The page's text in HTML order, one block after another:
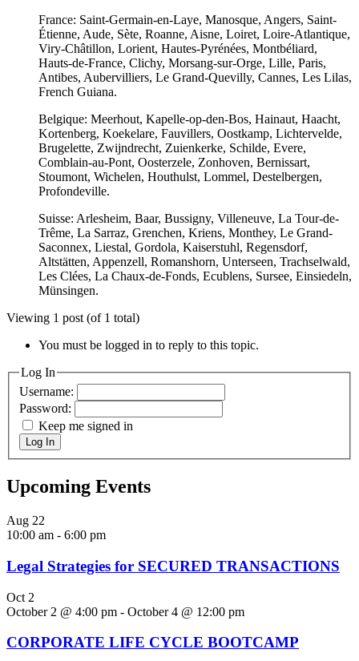
France: Saint-Germain-en-Laye, Manosque, Angers, Saint-
Étienne, Aude, Sète, Roanne, Aisne, Loiret, Loire-Atlantique,
Viry-Châtillon, Lorient, Hautes-Pyrénées, Montbéliard,
Hauts-de-France, Clichy, Morsang-sur-Orge, Lille, Paris,
Antibes, Aubervilliers, Le Grand-Quevilly, Cannes, Les Lilas,
French Guiana.
Belgique: Meerhout, Kapelle-op-den-Bos, Hainaut, Haacht,
Kortenberg, Koekelare, Fauvillers, Oostkamp, Lichtervelde,
Brugelette, Zwijndrecht, Zuienkerke, Schilde, Evere,
Comblain-au-Pont, Oosterzele, Zonhoven, Bernissart,
Stoumont, Wichelen, Houthulst, Lommel, Destelbergen,
Profondeville.
Suisse: Arlesheim, Baar, Bussigny, Villeneuve, La Tour-de-
Trême, La Sarraz, Grenchen, Kriens, Monthey, Le Grand-
Saconnex, Liestal, Gordola, Kaiserstuhl, Regensdorf,
Altstätten, Appenzell, Romanshorn, Unterseen, Trachselwald,
Les Clées, La Chaux-de-Fonds, Ecublens, Sursee, Einsiedeln,
Münsingen.
Viewing 1 post (of 1 total)
You must be logged in to reply to this topic.
Log In
Username:
Password:
Keep me signed in
Log In
Upcoming Events
Aug 22
10:00 am - 6:00 pm
Legal Strategies for SECURED TRANSACTIONS
Oct 2
October 2 @ 4:00 pm - October 4 @ 12:00 pm
CORPORATE LIFE CYCLE BOOTCAMP